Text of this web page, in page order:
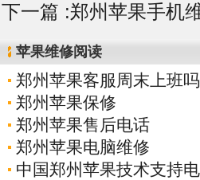
下一篇 :郑州苹果手机
苹果维修阅读
郑州苹果客服周末上班吗
郑州苹果保修
郑州苹果售后电话
郑州苹果电脑维修
中国郑州苹果技术支持